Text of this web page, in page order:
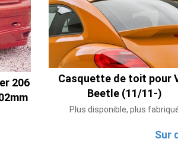
Back Active 4 Sorties
en H pour Ford Mustang
& V6 (2015-2023)
2 690,00 € TTC
206
Casquette de toit pour
Beetle (11/11-)
Plus disponible, plus
Sur